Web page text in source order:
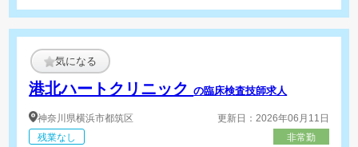
気になる
港北ハートクリニックの臨床検査技師求人
神奈川県横浜市都筑区
残業なし
更新日：2026年06月11日
非常勤